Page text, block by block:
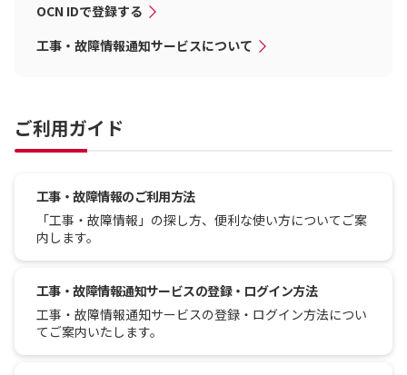
OCN IDで登録する
工事・故障情報通知サービスについて
ご利用ガイド
工事・故障情報のご利用方法
「工事・故障情報」の探し方、便利な使い方についてご案
内します。
工事・故障情報通知サービスの登録・ログイン方法
工事・故障情報通知サービスの登録・ログイン方法につい
てご案内いたします。